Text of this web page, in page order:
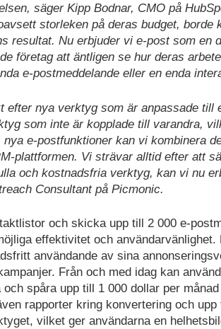
säger Kipp Bodnar, CMO på
storleken på deras budget, borde
resultat. Nu erbjuder vi e-post som en
företag att äntligen se hur deras
e-postmeddelande eller en enda
nya verktyg som är anpassade till
som inte är kopplade till varandra,
e-postfunktioner kan vi kombinera
plattformen. Vi strävar alltid efter att
och kostnadsfria verktyg, kan vi nu
Consultant på Picmonic.
och skicka upp till 2 000 e-
effektivitet och användarvänlighet.
användande av sina
Från och med idag kan
spåra upp till 1 000 dollar per
rapporter kring konvertering och
vilket ger användarna en